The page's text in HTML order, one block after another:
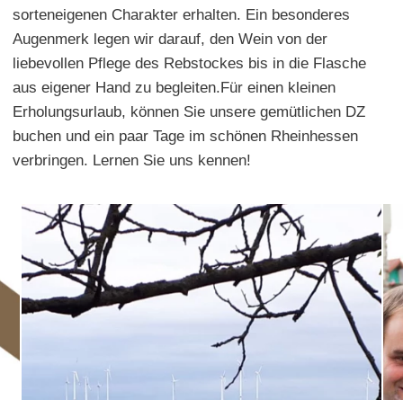
sorteneigenen Charakter erhalten. Ein besonderes
Augenmerk legen wir darauf, den Wein von der
liebevollen Pflege des Rebstockes bis in die Flasche
aus eigener Hand zu begleiten.Für einen kleinen
Erholungsurlaub, können Sie unsere gemütlichen DZ
buchen und ein paar Tage im schönen Rheinhessen
verbringen. Lernen Sie uns kennen!